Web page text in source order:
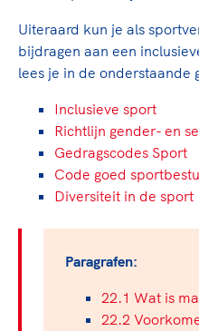
Game Changer
TeamNL kids
Olympische geschiedenis
Nieuwspagina
Columns
Sport gaat niet
Bekwaam sportkader
Vitale clubs en
Sportmatch
Clubacties
Handboek Wet- en
Ruimte voor sport
TeamNL Sport Science
Olympische Spelen LA28
Paralympische Spelen
Europese Spelen
Topsportbeleid
Topsportfinanciering
Maatschappelijke
Uiteraard kun je als
bijdragen aan een
lees je in de onderstaande
Inclusieve sport
Richtlijn gender- en
Gedragscodes Sport
Code goed
Diversiteit in de sport
Paragrafen:
22.1 Wat is
22.2